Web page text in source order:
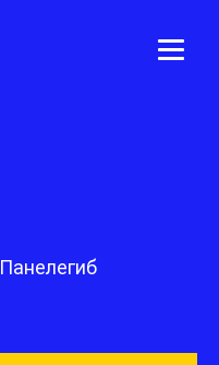
Панелегиб